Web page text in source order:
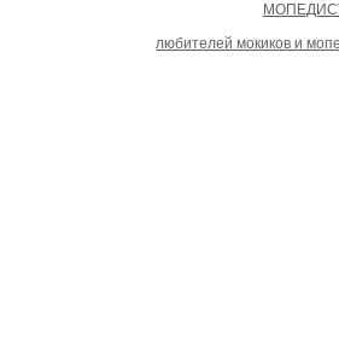
любителей мокиков и